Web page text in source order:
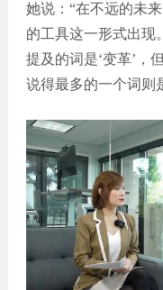
外贸
网站
她说：“在不远的未
的工具这一形式出现
提及的词是‘变革’，
说得最多的一个词则